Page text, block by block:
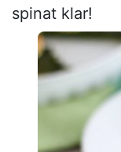
spinat klar!